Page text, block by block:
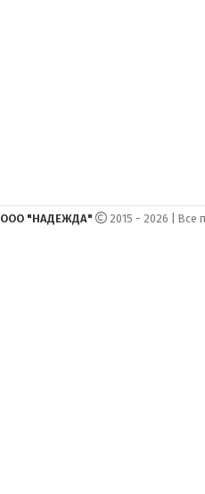
ООО "НАДЕЖДА" 2015 - 2026 | Все